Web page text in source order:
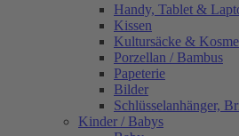
Handy, Tablet &
Kissen
Kultursäcke &
Porzellan / Bambus
Papeterie
Bilder
Schlüsselanhänger,
Kinder / Babys